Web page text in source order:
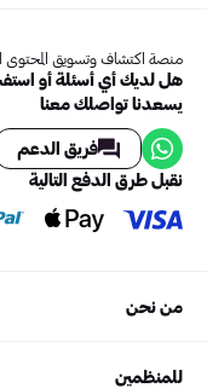
منصة اكتشاف وتسويق المحتوى
هل لديك أي أسئلة أو
يسعدنا تواصلك معنا
فريق الدعم
نقبل طرق الدفع التالية
من نحن
للمنظمين